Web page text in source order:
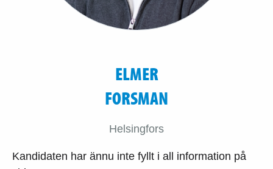
ELMER
FORSMAN
Helsingfors
Kandidaten har ännu inte fyllt i all information på